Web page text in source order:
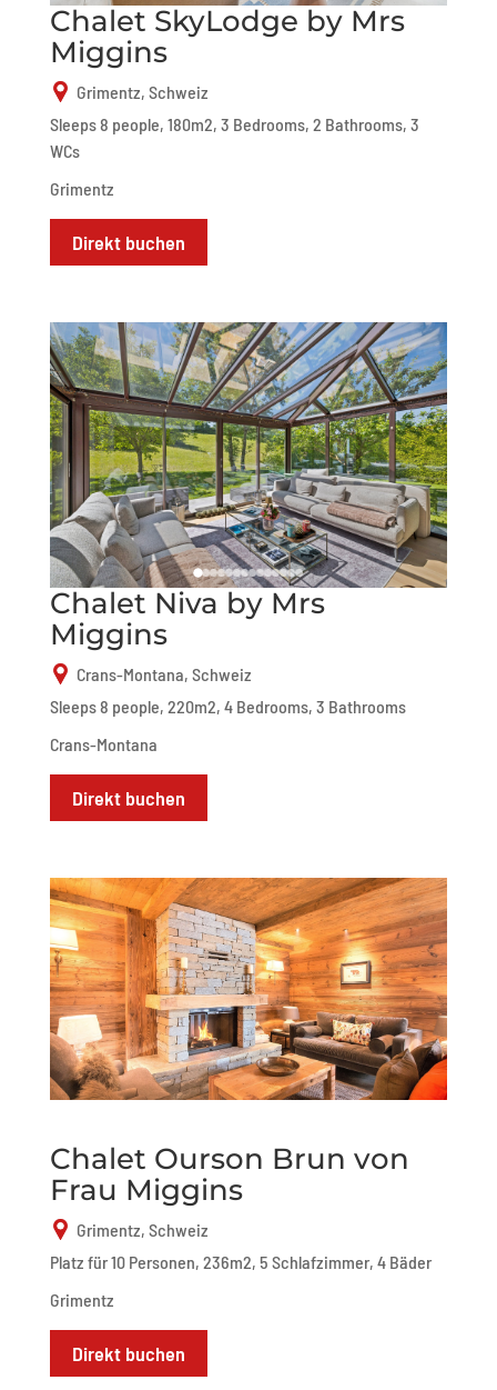
Chalet SkyLodge by Mrs
Miggins
Grimentz, Schweiz
Sleeps 8 people, 180m2, 3 Bedrooms, 2 Bathrooms, 3
WCs
Grimentz
Direkt buchen
Chalet Niva by Mrs
Miggins
Crans-Montana, Schweiz
Sleeps 8 people, 220m2, 4 Bedrooms, 3 Bathrooms
Crans-Montana
Direkt buchen
Chalet Ourson Brun von
Frau Miggins
Grimentz, Schweiz
Platz für 10 Personen, 236m2, 5 Schlafzimmer, 4 Bäder
Grimentz
Direkt buchen